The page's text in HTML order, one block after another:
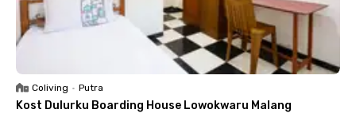
Coliving • Putra
Kost Dulurku Boarding House Lowokwaru Malang